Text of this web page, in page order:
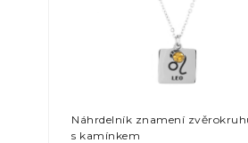
Náhrdelník znamení
s kamínkem